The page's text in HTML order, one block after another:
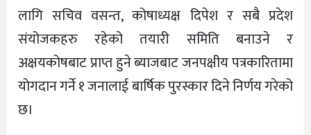
लागि सचिव वसन्त, कोषाध्यक्ष दिपेश र सबै प्रदेश
संयोजकहरु रहेको तयारी समिति बनाउने र
अक्षयकोषबाट प्राप्त हुने ब्याजबाट जनपक्षीय पत्रकारितामा
योगदान गर्ने १ जनालाई बार्षिक पुरस्कार दिने निर्णय गरेको
छ।